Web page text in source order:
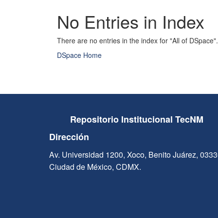
No Entries in Index
There are no entries in the index for "All of DSpace".
DSpace Home
Repositorio Institucional TecNM
Dirección
Av. Universidad 1200, Xoco, Benito Juárez,
Ciudad de México, CDMX.